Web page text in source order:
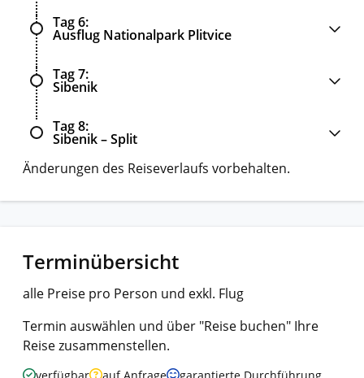
Tag 6
Ausflug Nationalpark Plitvice
Tag 7
Sibenik
Tag 8
Sibenik – Split
Änderungen des Reiseverlaufs vorbehalten.
Terminübersicht
alle Preise pro Person und exkl. Flug
Termin auswählen und über "Reise buchen" Ihre
Reise zusammenstellen.
verfügbar auf Anfrage garantierte Durchführung